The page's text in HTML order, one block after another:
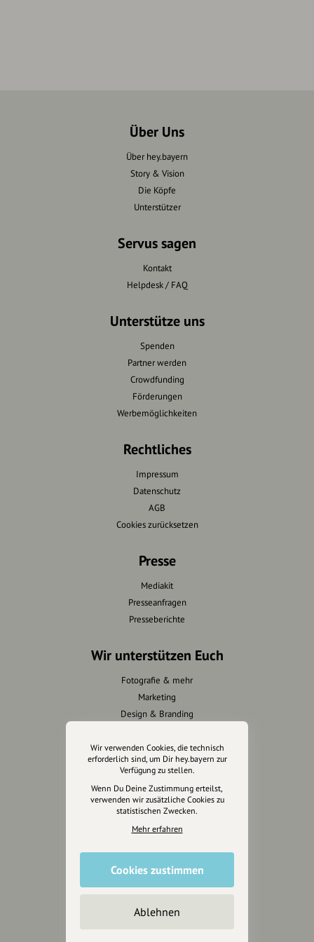
Über Uns
Über hey.bayern
Story & Vision
Die Köpfe
Unterstützer
Servus sagen
Kontakt
Helpdesk / FAQ
Unterstütze uns
Spenden
Partner werden
Crowdfunding
Förderungen
Werbemöglichkeiten
Rechtliches
Impressum
Datenschutz
AGB
Cookies zurücksetzen
Presse
Mediakit
Presseanfragen
Presseberichte
Wir unterstützen Euch
Fotografie & mehr
Marketing
Design & Branding
Unterstütze
unsere Plattform
hey.bayern ist ein Projekt von
uns für unsere Region und
für alle, die uns besuchen
wollen.
Inhalte vorschlagen
Wir verwenden Cookies, die technisch
erforderlich sind, um Dir hey.bayern zur
Verfügung zu stellen.
Wenn Du Deine Zustimmung erteilst,
verwenden wir zusätzliche Cookies zu
statistischen Zwecken.
Mehr erfahren
Cookies zustimmen
Ablehnen